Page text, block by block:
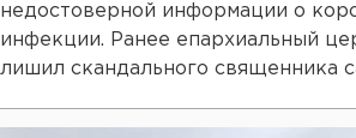
недостоверной информации о
инфекции. Ранее епархиальный
лишил скандального священника